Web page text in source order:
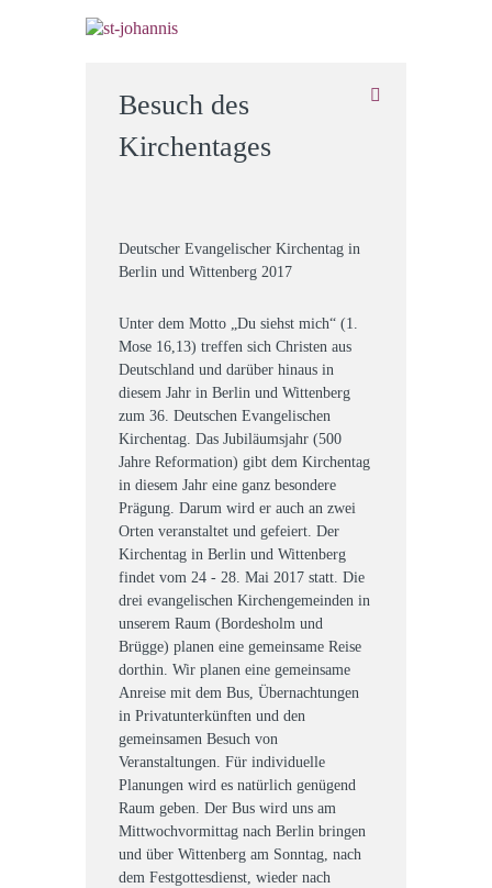
Besuch des
Kirchentages
Deutscher Evangelischer Kirchentag in
Berlin und Wittenberg 2017
Unter dem Motto „Du siehst mich“ (1.
Mose 16,13) treffen sich Christen aus
Deutschland und darüber hinaus in
diesem Jahr in Berlin und Wittenberg
zum 36. Deutschen Evangelischen
Kirchentag. Das Jubiläumsjahr (500
Jahre Reformation) gibt dem Kirchentag
in diesem Jahr eine ganz besondere
Prägung. Darum wird er auch an zwei
Orten veranstaltet und gefeiert. Der
Kirchentag in Berlin und Wittenberg
findet vom 24 - 28. Mai 2017 statt. Die
drei evangelischen Kirchengemeinden in
unserem Raum (Bordesholm und
Brügge) planen eine gemeinsame Reise
dorthin. Wir planen eine gemeinsame
Anreise mit dem Bus, Übernachtungen
in Privatunterkünften und den
gemeinsamen Besuch von
Veranstaltungen. Für individuelle
Planungen wird es natürlich genügend
Raum geben. Der Bus wird uns am
Mittwochvormittag nach Berlin bringen
und über Wittenberg am Sonntag, nach
dem Festgottesdienst, wieder nach